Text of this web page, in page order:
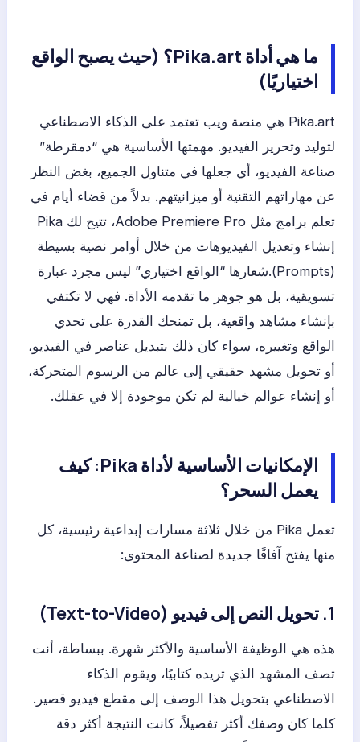
ما هي أداة Pika.art؟ (حيث يصبح الواقع
اختياريًا)
Pika.art هي منصة ويب تعتمد على الذكاء الاصطناعي
لتوليد وتحرير الفيديو. مهمتها الأساسية هي “دمقرطة”
صناعة الفيديو، أي جعلها في متناول الجميع، بغض النظر
عن مهاراتهم التقنية أو ميزانيتهم. بدلاً من قضاء أيام في
تعلم برامج مثل Adobe Premiere Pro، تتيح لك Pika
إنشاء وتعديل الفيديوهات من خلال أوامر نصية بسيطة
(Prompts).شعارها “الواقع اختياري” ليس مجرد عبارة
تسويقية، بل هو جوهر ما تقدمه الأداة. فهي لا تكتفي
بإنشاء مشاهد واقعية، بل تمنحك القدرة على تحدي
الواقع وتغييره، سواء كان ذلك بتبديل عناصر في الفيديو،
أو تحويل مشهد حقيقي إلى عالم من الرسوم المتحركة،
أو إنشاء عوالم خيالية لم تكن موجودة إلا في عقلك.
الإمكانيات الأساسية لأداة Pika: كيف
يعمل السحر؟
تعمل Pika من خلال ثلاثة مسارات إبداعية رئيسية، كل
منها يفتح آفاقًا جديدة لصناعة المحتوى:
1. تحويل النص إلى فيديو (Text-to-Video)
هذه هي الوظيفة الأساسية والأكثر شهرة. ببساطة، أنت
تصف المشهد الذي تريده كتابيًا، ويقوم الذكاء
الاصطناعي بتحويل هذا الوصف إلى مقطع فيديو قصير.
كلما كان وصفك أكثر تفصيلاً، كانت النتيجة أكثر دقة